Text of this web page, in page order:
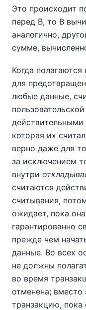
Это происходит
перед B, то B
аналогично,
сумме,
Когда
для
любые данные,
действительными
которая их
верно даже для
за исключением
внутри
считаются
считывания,
ожидает, пока
гарантированно
прежде чем
данные. Во всех
не должны
во время
отменена;
транзакцию, пока